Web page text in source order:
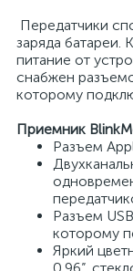
Передатчики
заряда батареи.
питание от
снабжен
которому
Приемник
Разъем
Разъем
которому
Яркий